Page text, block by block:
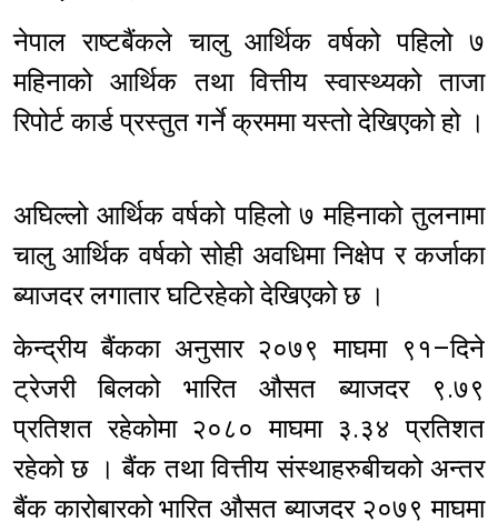
नेपाल राष्टबैंकले चालु आर्थिक वर्षको पहिलो ७
महिनाको आर्थिक तथा वित्तीय स्वास्थ्यको ताजा
रिपोर्ट कार्ड प्रस्तुत गर्ने क्रममा यस्तो देखिएको हो ।
अघिल्लो आर्थिक वर्षको पहिलो ७ महिनाको तुलनामा
चालु आर्थिक वर्षको सोही अवधिमा निक्षेप र कर्जाका
ब्याजदर लगातार घटिरहेको देखिएको छ ।
केन्द्रीय बैंकका अनुसार २०७९ माघमा ९१–दिने
ट्रेजरी बिलको भारित औसत ब्याजदर ९.७९
प्रतिशत रहेकोमा २०८० माघमा ३.३४ प्रतिशत
रहेको छ । बैंक तथा वित्तीय संस्थाहरुबीचको अन्तर
बैंक कारोबारको भारित औसत ब्याजदर २०७९ माघमा